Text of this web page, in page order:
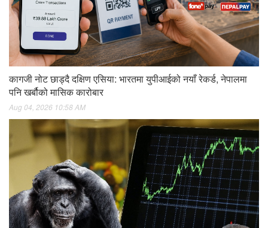
कागजी नोट छाड्दै दक्षिण एसिया: भारतमा युपीआईको नयाँ रेकर्ड, नेपालमा
पनि खर्बौको मासिक कारोबार
Aug 04, 2026 10:58 AM